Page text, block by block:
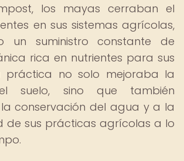
los mayas cerraban el
en sus sistemas agrícolas,
un suministro constante de
rica en nutrientes para sus
práctica no solo mejoraba la
suelo, sino que también
conservación del agua y a la
de sus prácticas agrícolas a lo